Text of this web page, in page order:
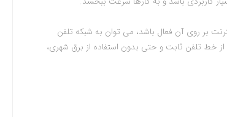
بر روی آن فعال باشد، می توان به شبکه تلفن
از خط تلفن ثابت و حتی بدون استفاده از برق شهری،